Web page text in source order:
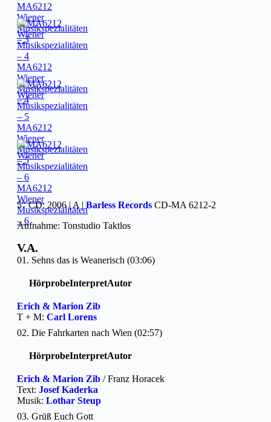
MA6212
Wiener
Musikspezialitäten
– 3
MA6212
Wiener
Musikspezialitäten
– 4
MA6212
Wiener
Musikspezialitäten
– 5
MA6212
Wiener
Musikspezialitäten
– 6
5″ CD: 2006 | A | Barless Records CD-MA 6212-2
Aufnahme: Tonstudio Taktlos
V.A.
01. Sehns das is Weanerisch (03:06)
HörprobeInterpretAutor
Erich & Marion Zib
T + M: Carl Lorens
02. Die Fahrkarten nach Wien (02:57)
HörprobeInterpretAutor
Erich & Marion Zib / Franz Horacek
Text: Josef Kaderka
Musik: Lothar Steup
03. Grüß Euch Gott